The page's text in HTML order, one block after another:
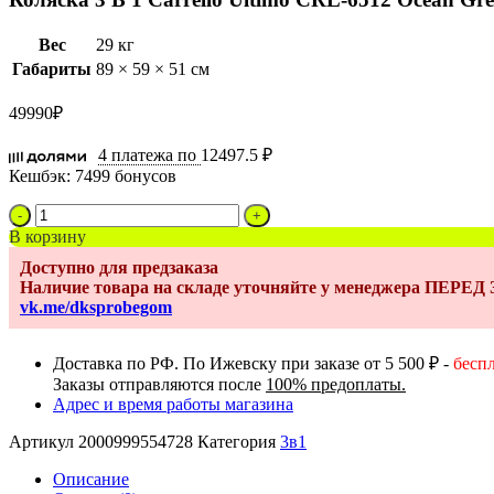
Вес
29 кг
Габариты 89 × 59 × 51 см
49990₽
4 платежа по 12497.5 ₽
Кешбэк: 7499 бонусов
Количество
товара
Коляска
3
В
1
Carrello
CRL-
6512
Ocean
В корзину
Доступно для предзаказа
Наличие товара на складе уточняйте у менеджера
vk.me/dksprobegom
Доставка по РФ. По Ижевску при заказе от 5 500 ₽ -
Заказы отправляются после 100% предоплаты.
Адрес и время работы магазина
Артикул 2000999554728 Категория 3в1
Описание